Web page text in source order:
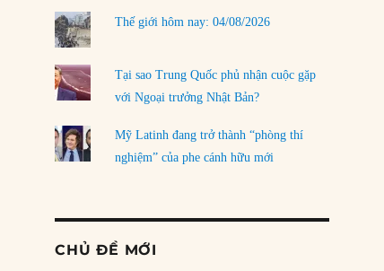
Thế giới hôm nay: 04/08/2026
Tại sao Trung Quốc phủ nhận cuộc gặp
với Ngoại trưởng Nhật Bản?
Mỹ Latinh đang trở thành “phòng thí
nghiệm” của phe cánh hữu mới
CHỦ ĐỀ MỚI